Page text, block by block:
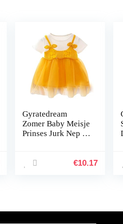
Gyratedream
Zomer Baby Meisje
Prinses Jurk Nep 2
Mouw Katoen
€10.17